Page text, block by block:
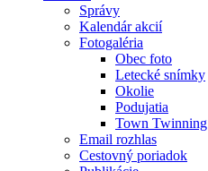
Správy
Kalendár akcií
Fotogaléria
Obec foto
Letecké snímky
Okolie
Podujatia
Town Twinning
Email rozhlas
Cestovný poriadok